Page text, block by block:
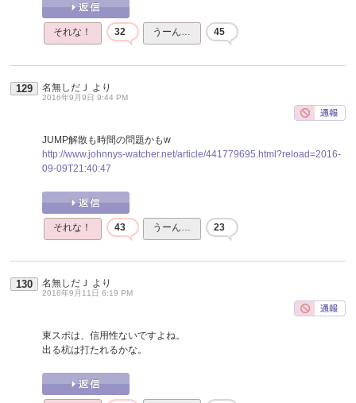
それな！ 32 うーん… 45
129 名無しだＪ より
2016年9月9日 9:44 PM
JUMP解散も時間の問題かもw
http://www.johnnys-watcher.net/article/441779695.html?reload=2016-
09-09T21:40:47
それな！ 43 うーん… 23
130 名無しだＪ より
2016年9月11日 6:19 PM
東スポは、信用性ないですよね。
出る杭は打たれるかな。